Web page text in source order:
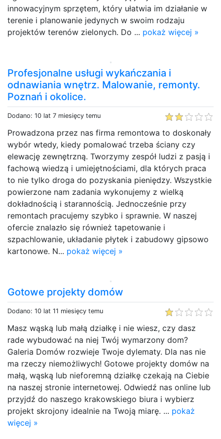
innowacyjnym sprzętem, który ułatwia im działanie w
terenie i planowanie jedynych w swoim rodzaju
projektów terenów zielonych. Do ... pokaż więcej »
Profesjonalne usługi wykańczania i
odnawiania wnętrz. Malowanie, remonty.
Poznań i okolice.
Dodano: 10 lat 7 miesięcy temu
Prowadzona przez nas firma remontowa to doskonały
wybór wtedy, kiedy pomalować trzeba ściany czy
elewację zewnętrzną. Tworzymy zespół ludzi z pasją i
fachową wiedzą i umiejętnościami, dla których praca
to nie tylko droga do pozyskania pieniędzy. Wszystkie
powierzone nam zadania wykonujemy z wielką
dokładnością i starannością. Jednocześnie przy
remontach pracujemy szybko i sprawnie. W naszej
ofercie znalazło się również tapetowanie i
szpachlowanie, układanie płytek i zabudowy gipsowo
kartonowe. N... pokaż więcej »
Gotowe projekty domów
Dodano: 10 lat 11 miesięcy temu
Masz wąską lub małą działkę i nie wiesz, czy dasz
rade wybudować na niej Twój wymarzony dom?
Galeria Domów rozwieje Twoje dylematy. Dla nas nie
ma rzeczy niemożliwych! Gotowe projekty domów na
małą, wąską lub nieforemną działkę czekają na Ciebie
na naszej stronie internetowej. Odwiedź nas online lub
przyjdź do naszego krakowskiego biura i wybierz
projekt skrojony idealnie na Twoją miarę. ... pokaż
więcej »